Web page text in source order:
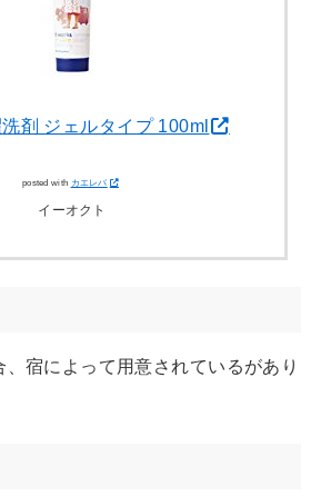
剤 ジェルタイプ 100ml
posted with カエレバ
イーオクト
宿によって用意されているがあり